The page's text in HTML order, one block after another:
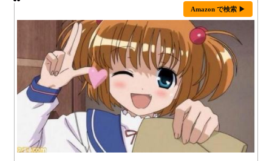
Amazon で検索 ▶